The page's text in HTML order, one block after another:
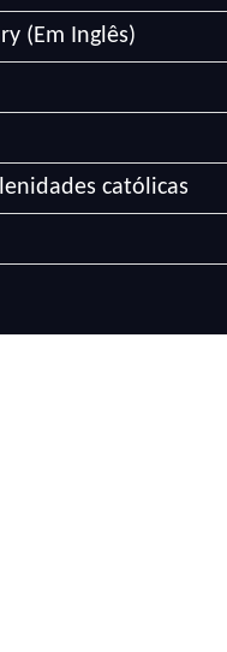
(Em Inglês)
católicas